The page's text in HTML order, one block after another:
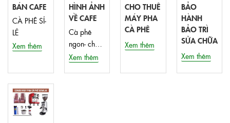
BÁN CAFE
CÀ PHÊ SỈ-
LẺ
Xem thêm
HÌNH ẢNH
VỀ CAFE
Cà phê
ngon- chất
lượng
Xem thêm
CHO THUÊ
MÁY PHA
CÀ PHÊ
Xem thêm
BẢO
HÀNH
BẢO TRÌ
SỬA CHỮA
Xem thêm